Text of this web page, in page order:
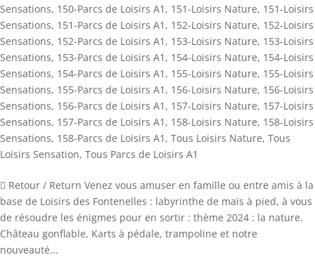
Sensations, 150-Parcs de Loisirs A1 , 151-Loisirs Nature, 151-Loisirs
Sensations, 151-Parcs de Loisirs A1 , 152-Loisirs Nature, 152-Loisirs
Sensations, 152-Parcs de Loisirs A1 , 153-Loisirs Nature, 153-Loisirs
Sensations, 153-Parcs de Loisirs A1 , 154-Loisirs Nature, 154-Loisirs
Sensations, 154-Parcs de Loisirs A1 , 155-Loisirs Nature, 155-Loisirs
Sensations, 155-Parcs de Loisirs A1 , 156-Loisirs Nature, 156-Loisirs
Sensations, 156-Parcs de Loisirs A1 , 157-Loisirs Nature, 157-Loisirs
Sensations, 157-Parcs de Loisirs A1 , 158-Loisirs Nature, 158-Loisirs
Sensations, 158-Parcs de Loisirs A1 , Tous Loisirs Nature, Tous
Loisirs Sensation, Tous Parcs de Loisirs A1
 Retour / Return Venez vous amuser en famille ou entre amis à la
base de Loisirs des Fontenelles : labyrinthe de maïs à pied, à vous
de résoudre les énigmes pour en sortir : thème 2024 : la nature.
Château gonflable, Karts à pédale, trampoline et notre
nouveauté...